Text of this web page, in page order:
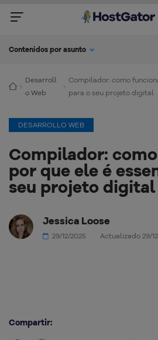
Contenidos por asunto
Desarroll
o Web
Compilador: como
para o seu projeto digital
DESARROLLO WEB
Compilador:
por que ele é
seu projeto digital
Jessica Loose
29/12/2025 Actualizado 29/
Compartir: